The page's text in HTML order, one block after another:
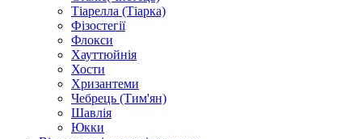
Тіарелла (Тіарка)
Фізостегії
Флокси
Хауттюйнія
Хости
Хризантеми
Чебрець (Тим'ян)
Шавлія
Юкки